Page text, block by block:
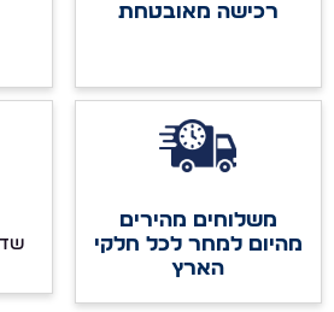
רכישה מאובטחת
משלוחים מהירים
מהיום למחר לכל חלקי
הארץ